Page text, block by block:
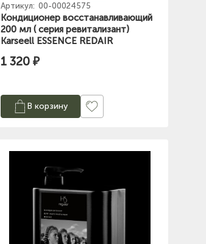
Артикул: 00-00024575
Кондиционер восстанавливающий
200 мл ( серия ревитализант)
Karseell ESSENCE REDAIR
1 320 ₽
В корзину